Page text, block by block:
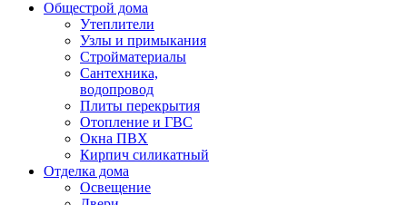
Общестрой дома
Утеплители
Узлы и примыкания
Стройматериалы
Сантехника,
водопровод
Плиты перекрытия
Отопление и ГВС
Окна ПВХ
Кирпич силикатный
Отделка дома
Освещение